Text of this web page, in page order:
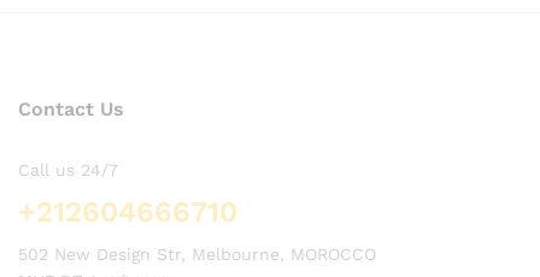
Contact Us
Call us 24/7
+212604666710
502 New Design Str, Melbourne, MOROCCO